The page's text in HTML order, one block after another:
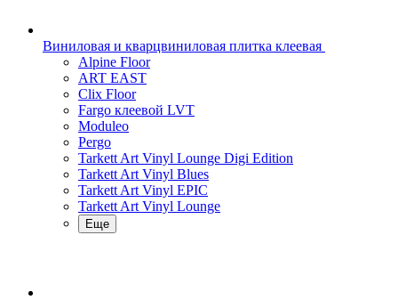
Виниловая и кварцвиниловая плитка клеевая
Alpine Floor
ART EAST
Clix Floor
Fargo клеевой LVT
Moduleo
Pergo
Tarkett Art Vinyl Lounge Digi Edition
Tarkett Art Vinyl Blues
Tarkett Art Vinyl EPIC
Tarkett Art Vinyl Lounge
Еще